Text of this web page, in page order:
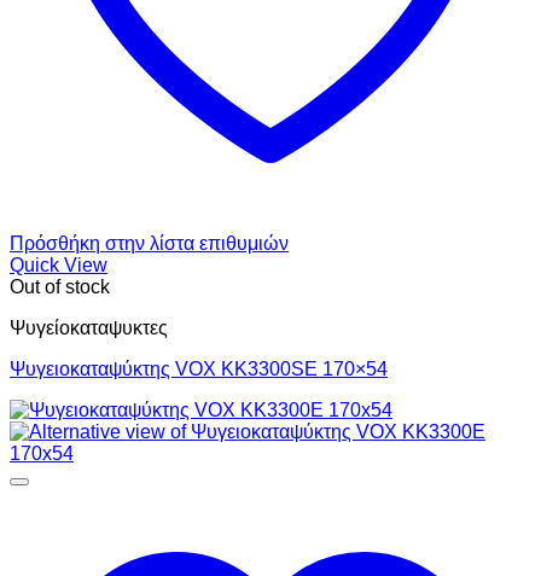
Πρόσθήκη στην λίστα επιθυμιών
Quick View
Out of stock
Ψυγείοκαταψυκτες
Ψυγειοκαταψύκτης VOX KK3300SE 170×54